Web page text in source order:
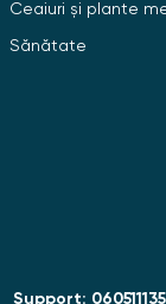
Ceaiuri și plante
Sănătate
Support: